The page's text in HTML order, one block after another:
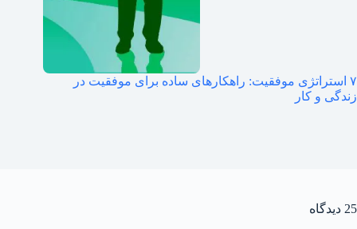
۷ استراتژی موفقیت: راهکارهای ساده برای موفقیت در
زندگی و کار
25 دیدگاه